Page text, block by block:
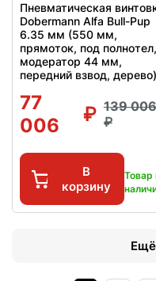
Пневматическая
Dobermann Alfa Bull-Pup
6.35 мм (550 мм,
прямоток, под полнотел,
модератор 44 мм,
передний взвод, дерево)
77
006
139 006
В
корзину
Товар
Ещё